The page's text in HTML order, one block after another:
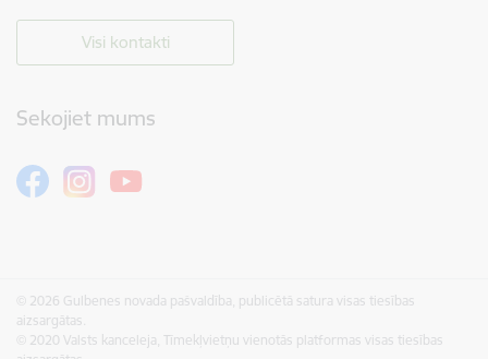
Visi kontakti
Sekojiet mums
© 2026 Gulbenes novada pašvaldība, publicētā satura visas tiesības
aizsargātas.
© 2020 Valsts kanceleja, Tīmekļvietņu vienotās platformas visas tiesības